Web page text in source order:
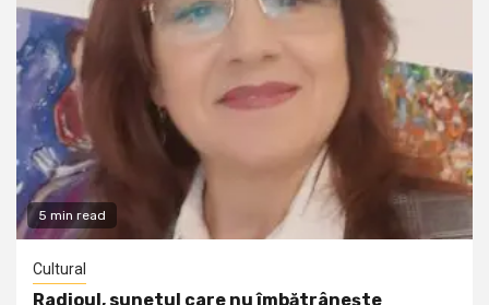
5 min read
Cultural
Radioul, sunetul care nu îmbătrânește